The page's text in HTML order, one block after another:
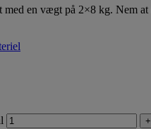
en vægt på 2×8 kg. Nem
+